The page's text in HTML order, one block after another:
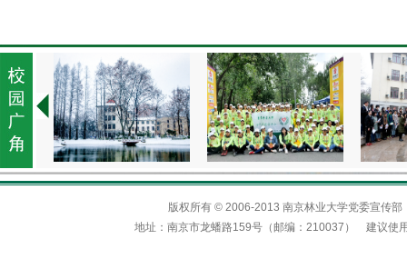
版权所有 © 2006-2013 南京林业大学党委宣
地址：南京市龙蟠路159号（邮编：210037） 建议使